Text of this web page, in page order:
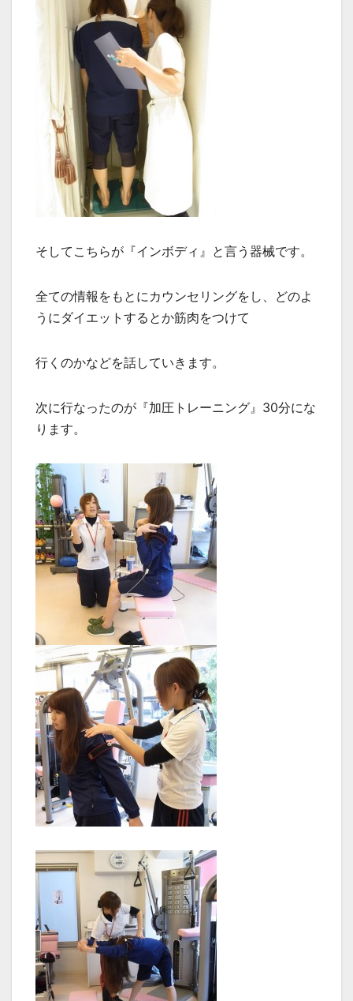
そしてこちらが『インボディ』と言う器械です。
全ての情報をもとにカウンセリングをし、どのよ
うにダイエットするとか筋肉をつけて
行くのかなどを話していきます。
次に行なったのが『加圧トレーニング』30分にな
ります。